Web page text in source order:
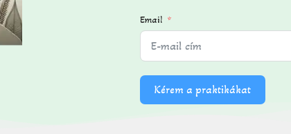
Email
Kérem a praktikákat